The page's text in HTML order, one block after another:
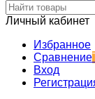
Личный кабинет
Избранное
Сравнение
Вход